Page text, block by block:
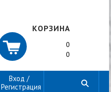
КОРЗИНА
0
0
Вход /
Регистрация